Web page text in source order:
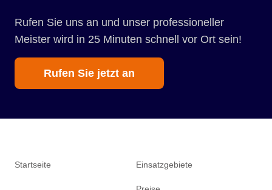
Rufen Sie uns an und unser professioneller
Meister wird in 25 Minuten schnell vor Ort sein!
Rufen Sie jetzt an
Startseite Einsatzgebiete